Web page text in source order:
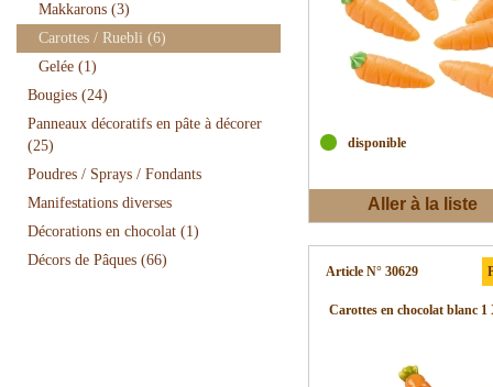
Makkarons (3)
Carottes / Ruebli (6)
Gelée (1)
Bougies (24)
Panneaux décoratifs en pâte à décorer
(25)
Poudres / Sprays / Fondants
Manifestations diverses
Décorations en chocolat (1)
Décors de Pâques (66)
disponible
Aller à la liste
Article N° 30629
Carottes en chocolat blanc 1